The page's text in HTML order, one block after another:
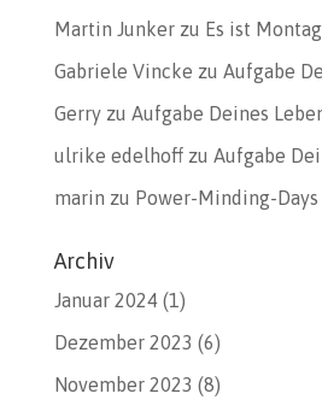
Martin Junkerzu Es ist
Gabriele Vincke zu Aufgabe
Gerryzu Aufgabe Deines
ulrike edelhoffzu Aufgabe
marin zu Power-Minding-Days
Archiv
Januar 2024(1)
Dezember 2023 (6)
November 2023 (8)